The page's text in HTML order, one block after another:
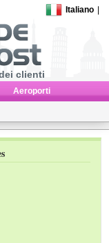
Italiano
clienti
Aeroporti